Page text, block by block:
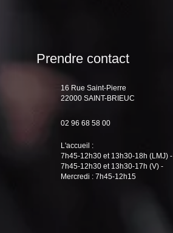
Prendre contact
16 Rue Saint-Pierre
22000 SAINT-BRIEUC
02 96 68 58 00
L'accueil :
7h45-12h30 et 13h30-18h (LMJ) -
7h45-12h30 et 13h30-17h (V) -
Mercredi : 7h45-12h15